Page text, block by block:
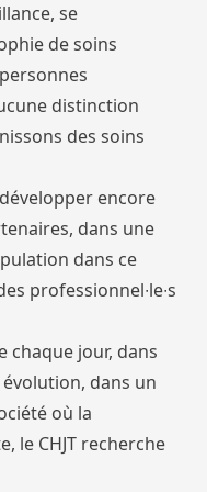
se
de soins
distinction
des soins
encore
dans une
dans ce
professionnel∙le∙s
chaque jour, dans
dans un
où la
le CHJT recherche